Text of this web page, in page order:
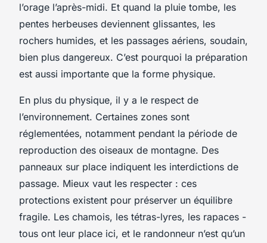
l’orage l’après-midi. Et quand la pluie tombe, les
pentes herbeuses deviennent glissantes, les
rochers humides, et les passages aériens, soudain,
bien plus dangereux. C’est pourquoi la préparation
est aussi importante que la forme physique.
En plus du physique, il y a le respect de
l’environnement. Certaines zones sont
réglementées, notamment pendant la période de
reproduction des oiseaux de montagne. Des
panneaux sur place indiquent les interdictions de
passage. Mieux vaut les respecter : ces
protections existent pour préserver un équilibre
fragile. Les chamois, les tétras-lyres, les rapaces -
tous ont leur place ici, et le randonneur n’est qu’un